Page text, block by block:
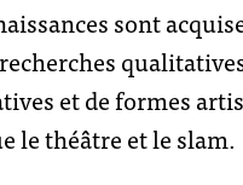
sont
et de formes
le théâtre et le slam.